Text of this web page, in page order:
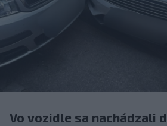
Vo vozidle sa nachádzali